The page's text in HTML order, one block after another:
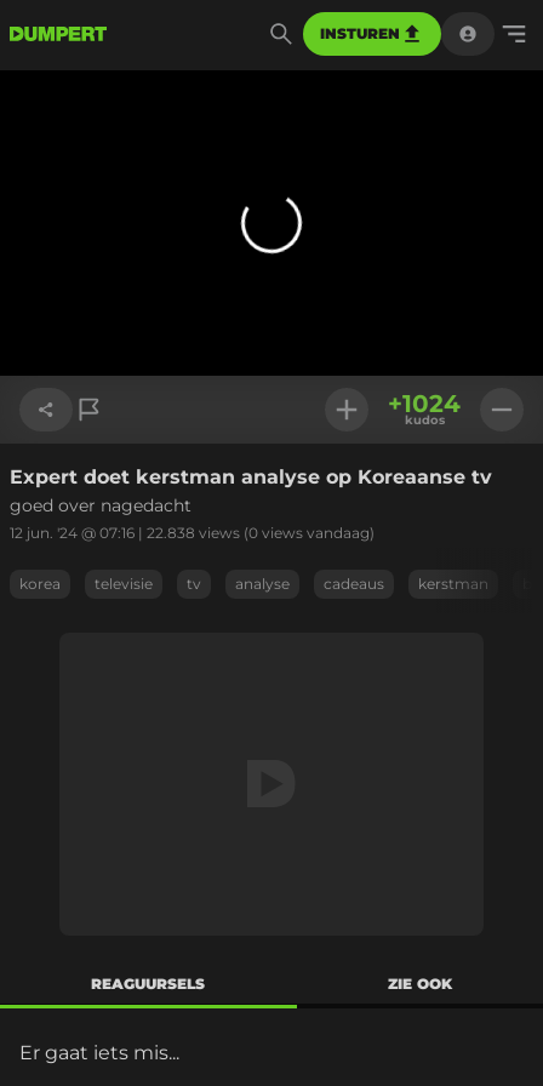
INSTUREN
Link kopiëren
+1024
kudos
Expert doet kerstman analyse op Koreaanse tv
goed over nagedacht
12 jun. '24 @ 07:16 | 22.838 views (0 views vandaag)
korea televisie tv analyse cadeaus kerstman
REAGUURSELS ZIE OOK
Er gaat iets mis...